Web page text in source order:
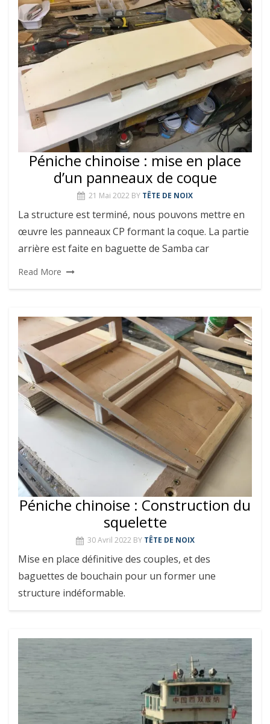
Péniche chinoise : mise en place
d’un panneaux de coque
21 Mai 2022 BY TÊTE DE NOIX
La structure est terminé, nous pouvons mettre en
œuvre les panneaux CP formant la coque. La partie
arrière est faite en baguette de Samba car
Read More
Péniche chinoise : Construction du
squelette
30 Avril 2022 BY TÊTE DE NOIX
Mise en place définitive des couples, et des
baguettes de bouchain pour un former une
structure indéformable.